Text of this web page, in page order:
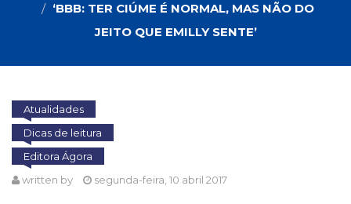
(133)
Biografias,
Vivências
(104)
Ciências
Sociais
(102)
Cinema
AUTORES‘BBB: TER CIÚME É NORMAL, MAS NÃO DO
JEITO QUE EMILLY SENTE’
Atualidades
Dicas de leitura
Editora Ágora
written by
segunda-feira, 10 abril 2017